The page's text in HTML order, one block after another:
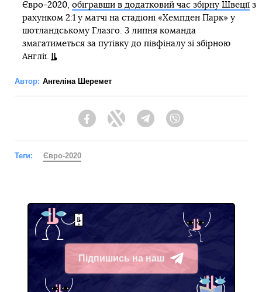
Євро-2020, обігравши в додатковий час збірну Швеціїз
рахунком 2:1 у матчі на стадіоні «Хемпден Парк» у
шотландському Глазго. 3 липня команда
змагатиметься за путівку до півфіналу зі збірною
Англії.
Автор: Ангеліна Шеремет
FacebookTwitter Telegram
Теги: Євро-2020
Підпишись на наш
Telegram